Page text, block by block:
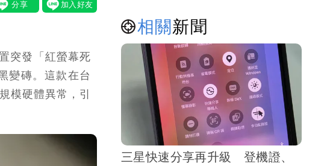
突發「紅螢幕死
變磚。這款在台
模硬體異常，引
相關新聞
三星快速分享再升級 登機證、